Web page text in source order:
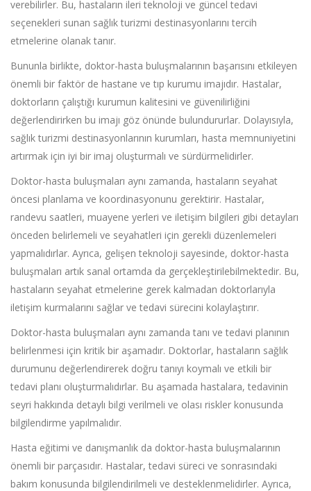
verebilirler. Bu, hastaların ileri teknoloji ve güncel tedavi
seçenekleri sunan sağlık turizmi destinasyonlarını tercih
etmelerine olanak tanır.
Bununla birlikte, doktor-hasta buluşmalarının başarısını etkileyen
önemli bir faktör de hastane ve tıp kurumu imajıdır. Hastalar,
doktorların çalıştığı kurumun kalitesini ve güvenilirliğini
değerlendirirken bu imajı göz önünde bulundururlar. Dolayısıyla,
sağlık turizmi destinasyonlarının kurumları, hasta memnuniyetini
artırmak için iyi bir imaj oluşturmalı ve sürdürmelidirler.
Doktor-hasta buluşmaları aynı zamanda, hastaların seyahat
öncesi planlama ve koordinasyonunu gerektirir. Hastalar,
randevu saatleri, muayene yerleri ve iletişim bilgileri gibi detayları
önceden belirlemeli ve seyahatleri için gerekli düzenlemeleri
yapmalıdırlar. Ayrıca, gelişen teknoloji sayesinde, doktor-hasta
buluşmaları artık sanal ortamda da gerçekleştirilebilmektedir. Bu,
hastaların seyahat etmelerine gerek kalmadan doktorlarıyla
iletişim kurmalarını sağlar ve tedavi sürecini kolaylaştırır.
Doktor-hasta buluşmaları aynı zamanda tanı ve tedavi planının
belirlenmesi için kritik bir aşamadır. Doktorlar, hastaların sağlık
durumunu değerlendirerek doğru tanıyı koymalı ve etkili bir
tedavi planı oluşturmalıdırlar. Bu aşamada hastalara, tedavinin
seyri hakkında detaylı bilgi verilmeli ve olası riskler konusunda
bilgilendirme yapılmalıdır.
Hasta eğitimi ve danışmanlık da doktor-hasta buluşmalarının
önemli bir parçasıdır. Hastalar, tedavi süreci ve sonrasındaki
bakım konusunda bilgilendirilmeli ve desteklenmelidirler. Ayrıca,